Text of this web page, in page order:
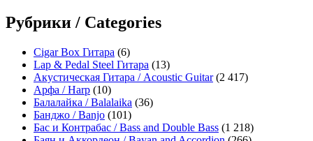
Рубрики / Categories
Cigar Box Гитара (6)
Lap & Pedal Steel Гитара (13)
Акустическая Гитара / Acoustic Guitar(2 417)
Арфа / Harp (10)
Балалайка / Balalaika (36)
Банджо / Banjo (101)
Бас и Контрабас / Bass and Double Bass (1 218)